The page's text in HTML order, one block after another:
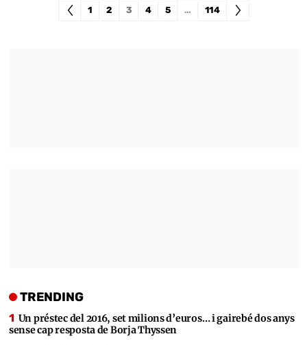
1 2 3 4 5 … 114
TRENDING
Un préstec del 2016, set milions d’euros… i gairebé dos anys
sense cap resposta de Borja Thyssen